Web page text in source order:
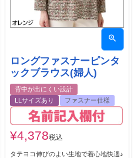
ロングファスナーピンタ
ックブラウス(婦人)
背中が出にくい設計
LLサイズあり
ファスナー仕様
¥4,378税込
タテヨコ伸びのよい生地で着心地快適♪